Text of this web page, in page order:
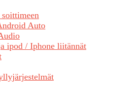
Auto
ipod / Iphone liitännät